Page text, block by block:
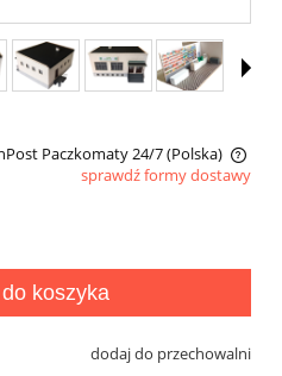
Paczkomaty 24/7(Polska)
kosztów płatności
sprawdź formy dostawy
do koszyka
dodaj do przechowalni